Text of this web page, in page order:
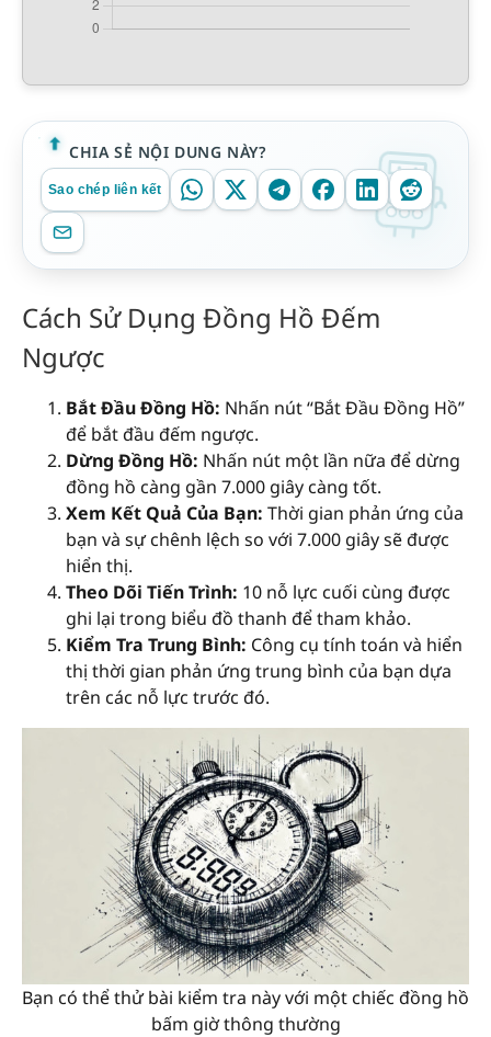
CHIA SẺ NỘI DUNG NÀY?
Sao chép liên kết
Cách Sử Dụng Đồng Hồ Đếm
Ngược
Bắt Đầu Đồng Hồ: Nhấn nút “Bắt Đầu Đồng Hồ”
để bắt đầu đếm ngược.
Dừng Đồng Hồ: Nhấn nút một lần nữa để dừng
đồng hồ càng gần 7.000 giây càng tốt.
Xem Kết Quả Của Bạn: Thời gian phản ứng của
bạn và sự chênh lệch so với 7.000 giây sẽ được
hiển thị.
Theo Dõi Tiến Trình: 10 nỗ lực cuối cùng được
ghi lại trong biểu đồ thanh để tham khảo.
Kiểm Tra Trung Bình: Công cụ tính toán và hiển
thị thời gian phản ứng trung bình của bạn dựa
trên các nỗ lực trước đó.
Bạn có thể thử bài kiểm tra này với một chiếc đồng hồ
bấm giờ thông thường